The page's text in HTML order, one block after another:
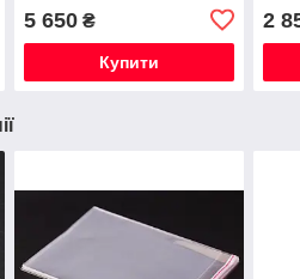
5 650₴
Купити
2